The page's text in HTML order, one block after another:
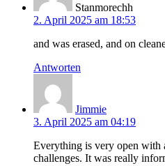
Stanmorechh
2. April 2025 am 18:53
and was erased, and on
Antworten
Jimmie
3. April 2025 am 04:19
Everything is very open with
challenges. It was really